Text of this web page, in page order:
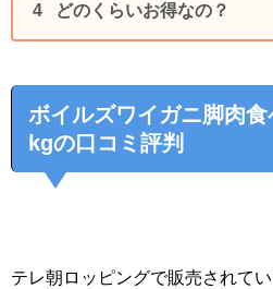
どのくらいお得なの？
ボイルズワイガニ脚肉
kgの口コミ評判
テレ朝ロッピングで販売されてい